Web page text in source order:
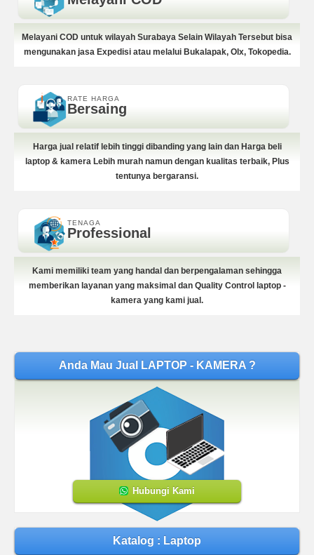
Melayani COD untuk wilayah Surabaya Selain Wilayah Tersebut bisa
mengunakan jasa Expedisi atau melalui Bukalapak, Olx, Tokopedia.
RATE HARGA
Bersaing
Harga jual relatif lebih tinggi dibanding yang lain dan Harga beli
laptop & kamera Lebih murah namun dengan kualitas terbaik, Plus
tentunya bergaransi.
TENAGA
Professional
Kami memiliki team yang handal dan berpengalaman sehingga
memberikan layanan yang maksimal dan Quality Control laptop -
kamera yang kami jual.
Anda Mau Jual LAPTOP - KAMERA ?
Hubungi Kami
Katalog : Laptop